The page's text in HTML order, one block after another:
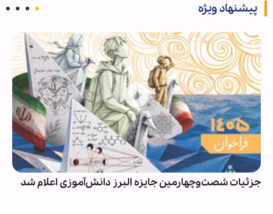
پیشنهاد ویژه
جزئیات شصت‌وچهارمین جایزه البرز دانش‌آموزی اعلام شد